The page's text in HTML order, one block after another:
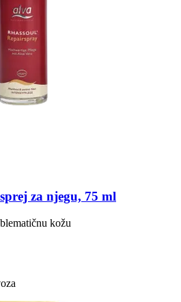
za njegu, 75 ml
kožu